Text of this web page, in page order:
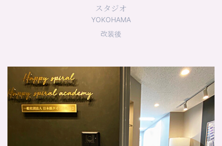
スタジオ
YOKOHAMA
改装後